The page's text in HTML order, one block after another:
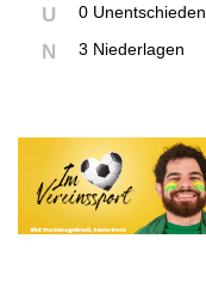
U 0 Unentschieden
N 3 Niederlagen